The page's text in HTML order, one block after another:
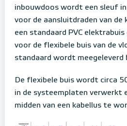
inbouwdoos wordt een sleuf
voor de aansluitdraden van de
een standaard PVC
voor de flexibele buis van de
standaard wordt meegeleverd
De flexibele buis wordt circa
in de systeemplaten verwerkt
midden van een kabellus te